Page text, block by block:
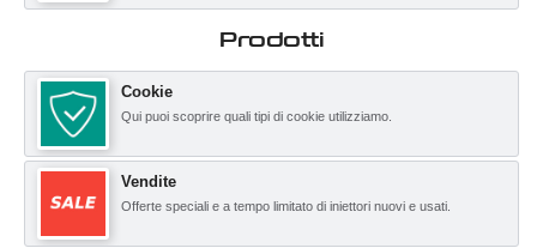
Prodotti
Cookie
Qui puoi scoprire quali tipi di cookie utilizziamo.
Vendite
Offerte speciali e a tempo limitato di iniettori nuovi e usati.